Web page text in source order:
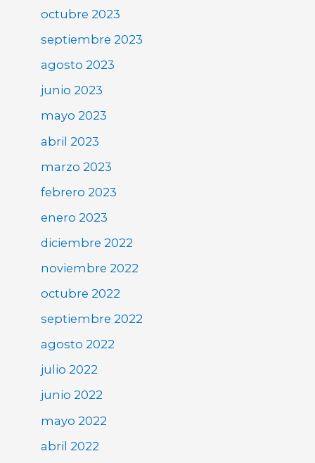
octubre 2023
septiembre 2023
agosto 2023
junio 2023
mayo 2023
abril 2023
marzo 2023
febrero 2023
enero 2023
diciembre 2022
noviembre 2022
octubre 2022
septiembre 2022
agosto 2022
julio 2022
junio 2022
mayo 2022
abril 2022